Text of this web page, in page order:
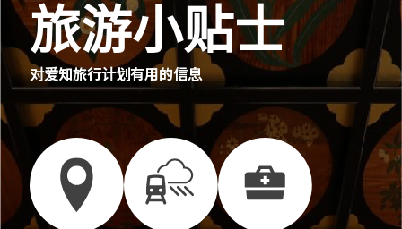
旅游小贴士
对爱知旅行计划有用的信息